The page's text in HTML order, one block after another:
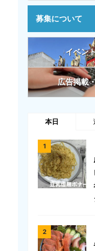
募集について
イベン
広告掲載
本日